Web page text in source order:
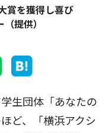
賞を獲得し喜び
提供）
生団体「あなたの
ど、「横浜アクシ